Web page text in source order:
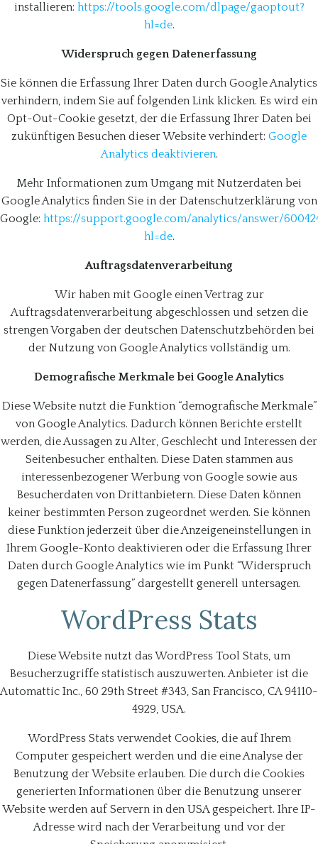
installieren: https://tools.google.com/dlpage/gaoptout?
hl=de.
Widerspruch gegen Datenerfassung
Sie können die Erfassung Ihrer Daten durch Google Analytics
verhindern, indem Sie auf folgenden Link klicken. Es wird ein
Opt-Out-Cookie gesetzt, der die Erfassung Ihrer Daten bei
zukünftigen Besuchen dieser Website verhindert: Google
Analytics deaktivieren.
Mehr Informationen zum Umgang mit Nutzerdaten bei
Google Analytics finden Sie in der Datenschutzerklärung von
Google: https://support.google.com/analytics/answer/
hl=de.
Auftragsdatenverarbeitung
Wir haben mit Google einen Vertrag zur
Auftragsdatenverarbeitung abgeschlossen und setzen die
strengen Vorgaben der deutschen Datenschutzbehörden bei
der Nutzung von Google Analytics vollständig um.
Demografische Merkmale bei Google Analytics
Diese Website nutzt die Funktion “demografische Merkmale”
von Google Analytics. Dadurch können Berichte erstellt
werden, die Aussagen zu Alter, Geschlecht und Interessen der
Seitenbesucher enthalten. Diese Daten stammen aus
interessenbezogener Werbung von Google sowie aus
Besucherdaten von Drittanbietern. Diese Daten können
keiner bestimmten Person zugeordnet werden. Sie können
diese Funktion jederzeit über die Anzeigeneinstellungen in
Ihrem Google-Konto deaktivieren oder die Erfassung Ihrer
Daten durch Google Analytics wie im Punkt “Widerspruch
gegen Datenerfassung” dargestellt generell untersagen.
WordPress Stats
Diese Website nutzt das WordPress Tool Stats, um
Besucherzugriffe statistisch auszuwerten. Anbieter ist die
Automattic Inc., 60 29th Street #343, San Francisco, CA 94110-
4929, USA.
WordPress Stats verwendet Cookies, die auf Ihrem
Computer gespeichert werden und die eine Analyse der
Benutzung der Website erlauben. Die durch die Cookies
generierten Informationen über die Benutzung unserer
Website werden auf Servern in den USA gespeichert. Ihre IP-
Adresse wird nach der Verarbeitung und vor der